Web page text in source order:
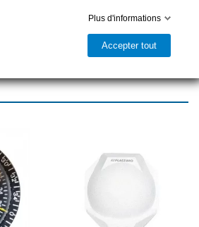
Plus d'informations
Accepter tout